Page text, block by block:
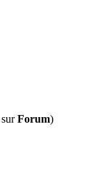
Forum)